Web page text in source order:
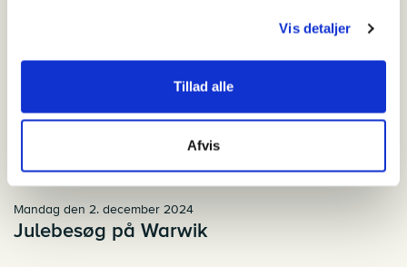
Vis detaljer
Tillad alle
Afvis
onsdag den 27. november 2024
Stærke kvinder og slatne mænd i TV-
serien Matador
mandag den 2. december 2024
Julebesøg på Warwik